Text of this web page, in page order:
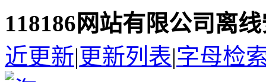
118186网站有限公司离
近更新|更新列表|字母检